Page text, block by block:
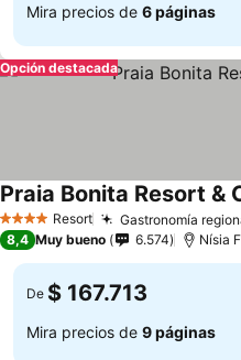
Mira precios de 6 páginas
Opción destacada
4 EstrellasResort Gastronomía
Praia Bonita Resort &
8,4 Muy bueno 6.574 Nísia
De $ 167.713
Mira precios de 9 páginas